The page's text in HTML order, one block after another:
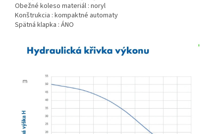
Obežné koleso materiál : noryl
Konštrukcia : kompaktné automaty
Spätná klapka : ÁNO